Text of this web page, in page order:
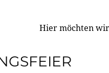
Hier möchten wir